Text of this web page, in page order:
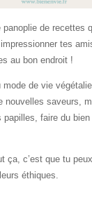
panoplie de recettes
tes
au bon endroit !
de vie
nouvelles saveurs,
papilles, faire du
ça, c’est que tu
éthiques.